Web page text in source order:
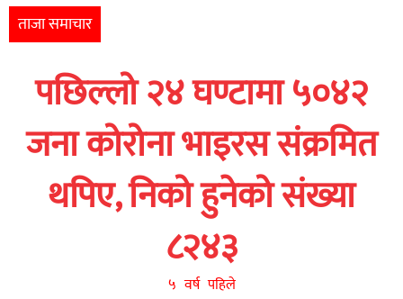
आर्थिक
नेपाली
युनिकोड
ताजा समाचार
पछिल्लो २४ घण्टामा ५०४२
जना कोरोना भाइरस संक्रमित
थपिए, निको हुनेको संख्या
८२४३
५ वर्ष पहिले